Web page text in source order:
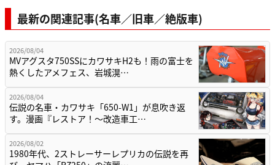
最新の関連記事(名車／旧車／絶版車)
2026/08/04
MVアグスタ750SSにカワサキH2も！雨の富士を
熱くしたアメフェス、岩城滉…
2026/08/04
伝説の名車・カワサキ「650-W1」が息吹き返
す。漫画『レストア！～改造車工…
2026/08/02
1980年代、2ストレーサーレプリカの伝説を再